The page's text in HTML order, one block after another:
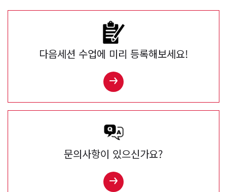
다음세션 수업에 미리 등록해보세요!
문의사항이 있으신가요?